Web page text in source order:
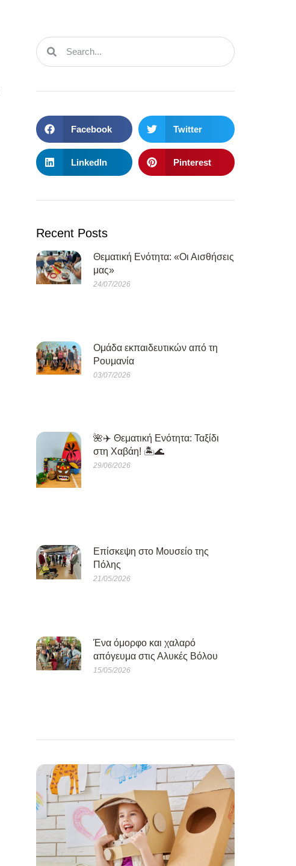
Facebook Twitter
LinkedIn Pinterest
Recent Posts
Θεματική Ενότητα: «Οι Αισθήσεις
μας»
24/07/2026
Oμάδα εκπαιδευτικών από τη
Ρουμανία
03/07/2026
🌺✈️ Θεματική Ενότητα: Ταξίδι
στη Χαβάη! 🏝️🌊
29/06/2026
Eπίσκεψη στο Μουσείο της
Πόλης
21/05/2026
Ένα όμορφο και χαλαρό
απόγευμα στις Αλυκές Βόλου
15/05/2026